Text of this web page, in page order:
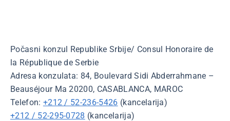
Počasni konzul Republike Srbije/ Consul Honoraire de
la République de Serbie
Adresa konzulata: 84, Boulevard Sidi Abderrahmane –
Beauséjour Ma 20200, CASABLANCA, MAROC
Telefon: +212 / 52-236-5426 (kancelarija)
+212 / 52-295-0728 (kancelarija)